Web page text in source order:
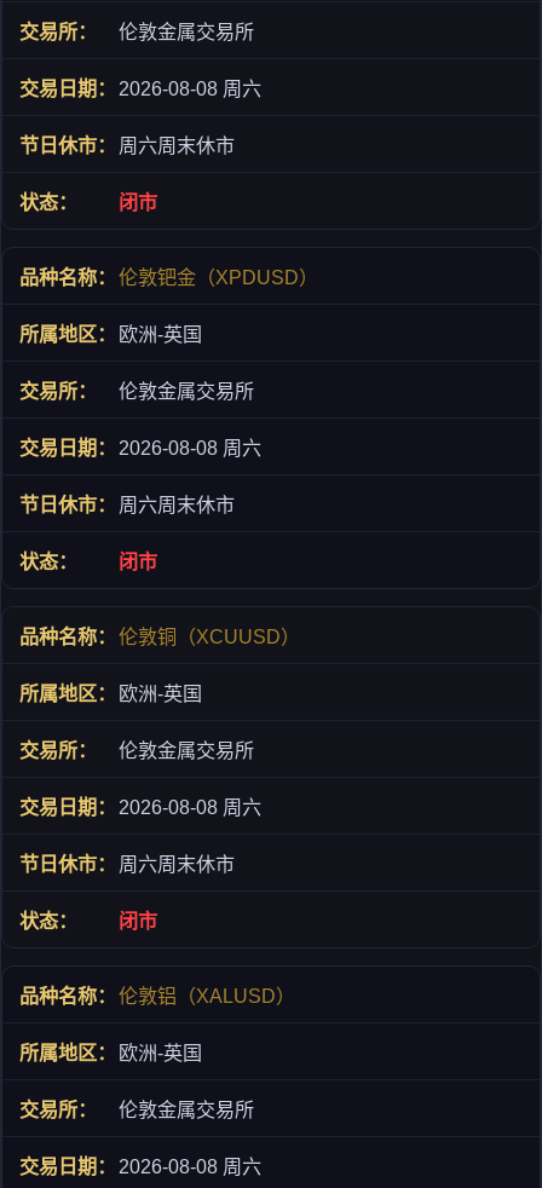
伦敦金属交易所
2026-08-08 周六
周六周末休市
闭市
伦敦钯金（XPDUSD）
欧洲-英国
伦敦金属交易所
2026-08-08 周六
周六周末休市
闭市
伦敦铜（XCUUSD）
欧洲-英国
伦敦金属交易所
2026-08-08 周六
周六周末休市
闭市
伦敦铝（XALUSD）
欧洲-英国
伦敦金属交易所
2026-08-08 周六